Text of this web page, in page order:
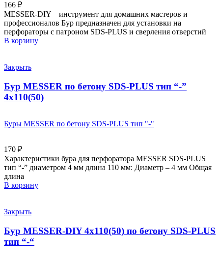
166 ₽
MESSER-DIY – инструмент для домашних мастеров и
профессионалов Бур предназначен для установки на
перфораторы с патроном SDS-PLUS и сверления отверстий
В корзину
Закрыть
Бур MESSER по бетону SDS-PLUS тип “-”
4х110(50)
Буры MESSER по бетону SDS-PLUS тип "-"
170 ₽
Характеристики бура для перфоратора MESSER SDS-PLUS
тип “-” диаметром 4 мм длина 110 мм: Диаметр – 4 мм Общая
длина
В корзину
Закрыть
Бур MESSER-DIY 4х110(50) по бетону SDS-PLUS
тип “-“